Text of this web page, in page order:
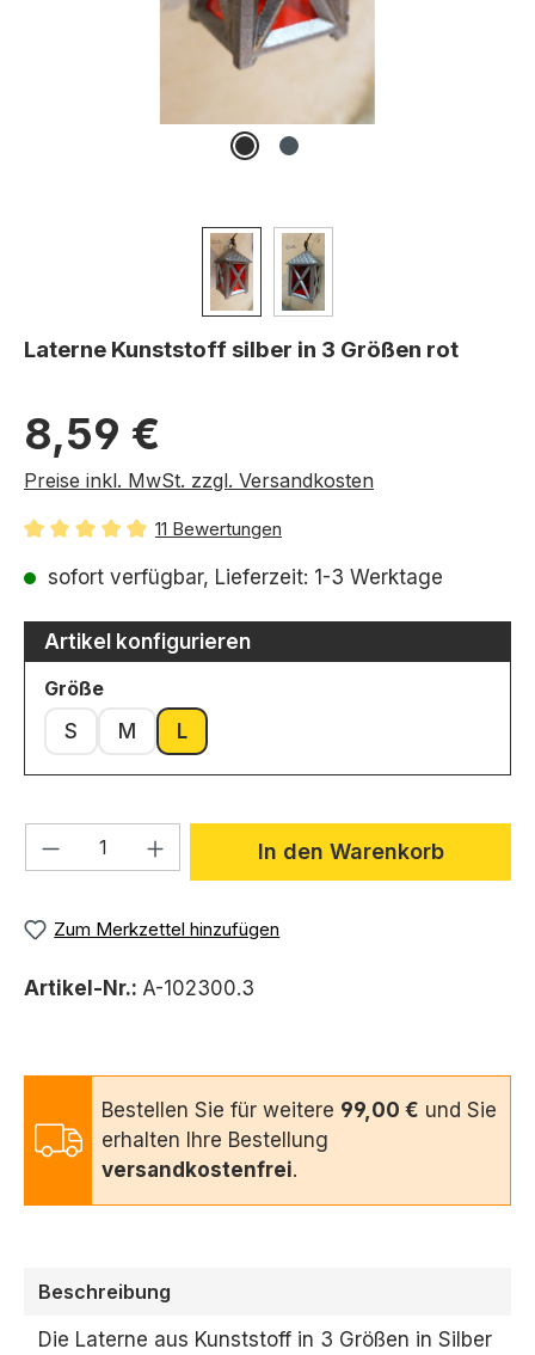
Laterne Kunststoff silber in 3 Größen rot
Regulärer Preis:
8,59 €
Preise inkl. MwSt. zzgl. Versandkosten
11 Bewertungen
sofort verfügbar, Lieferzeit: 1-3 Werktage
Artikel konfigurieren
Größeauswählen
S
M L
Produkt Anzahl: Gib denIn den Warenkorb
Zum Merkzettel hinzufügen
Artikel-Nr.: A-102300.3
Bestellen Sie für weitere 99,00 € und Sie
erhalten Ihre Bestellung
versandkostenfrei.
Beschreibung
Die Laterne aus Kunststoff in 3 Größen in Silber